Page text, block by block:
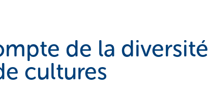
de la
cultures